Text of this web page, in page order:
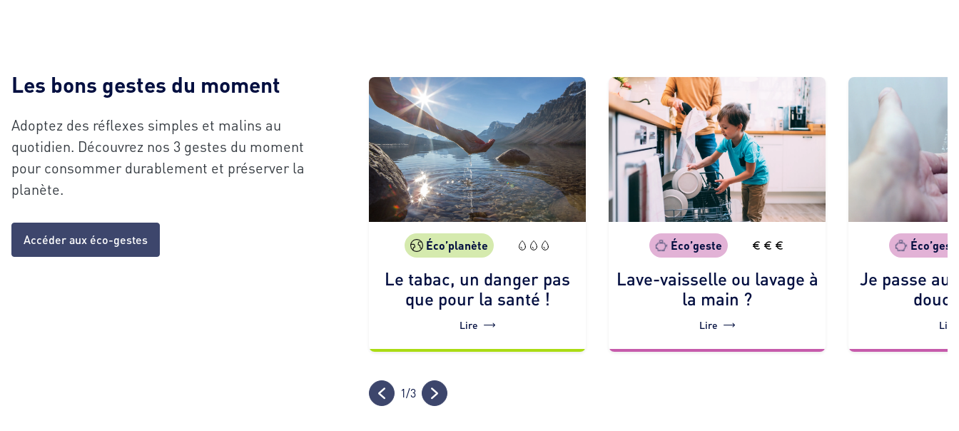
Les bons gestes du moment
Adoptez des réflexes simples et malins au
quotidien. Découvrez nos 3 gestes du moment
pour consommer durablement et préserver la
planète.
Accéder aux éco-gestes Éco’planète
Le tabac, un danger pas
que pour la santé !
Lire
Éco’geste
Lave-vaisselle ou lavage à
la main ?
Lire
Je passe au
Lire
1/3